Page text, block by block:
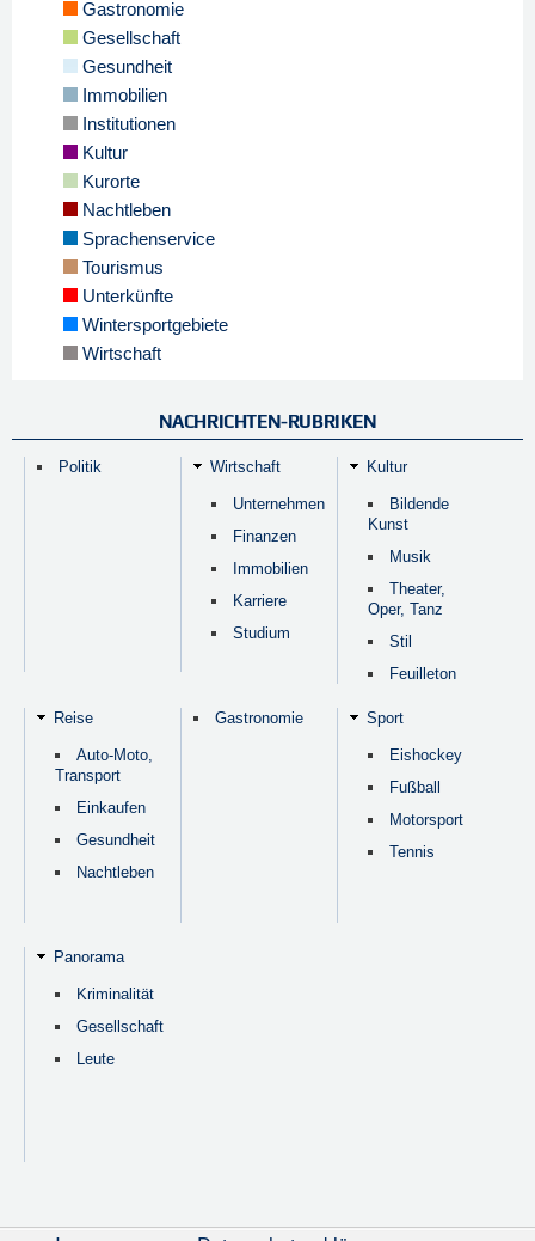
Gastronomie
Gesellschaft
Gesundheit
Immobilien
Institutionen
Kultur
Kurorte
Nachtleben
Sprachenservice
Tourismus
Unterkünfte
Wintersportgebiete
Wirtschaft
NACHRICHTEN-RUBRIKEN
Politik Wirtschaft
Unternehmen
Finanzen
Immobilien
Karriere
Studium
Kultur
Bildende
Kunst
Musik
Theater,
Oper, Tanz
Stil
Feuilleton
Reise
Auto-Moto,
Transport
Einkaufen
Gesundheit
Nachtleben
Gastronomie Sport
Eishockey
Fußball
Motorsport
Tennis
Panorama
Kriminalität
Gesellschaft
Leute